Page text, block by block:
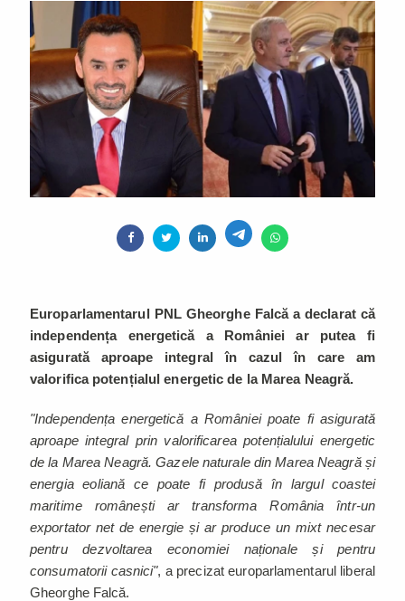
Europarlamentarul PNL Gheorghe Falcă a declarat că
independența energetică a României ar putea fi
asigurată aproape integral în cazul în care am
valorifica potențialul energetic de la Marea Neagră.
"Independența energetică a României poate fi asigurată
aproape integral prin valorificarea potențialului energetic
de la Marea Neagră. Gazele naturale din Marea Neagră și
energia eoliană ce poate fi produsă în largul coastei
maritime românești ar transforma România într-un
exportator net de energie și ar produce un mixt necesar
pentru dezvoltarea economiei naționale și pentru
consumatorii casnici", a precizat europarlamentarul liberal
Gheorghe Falcă.